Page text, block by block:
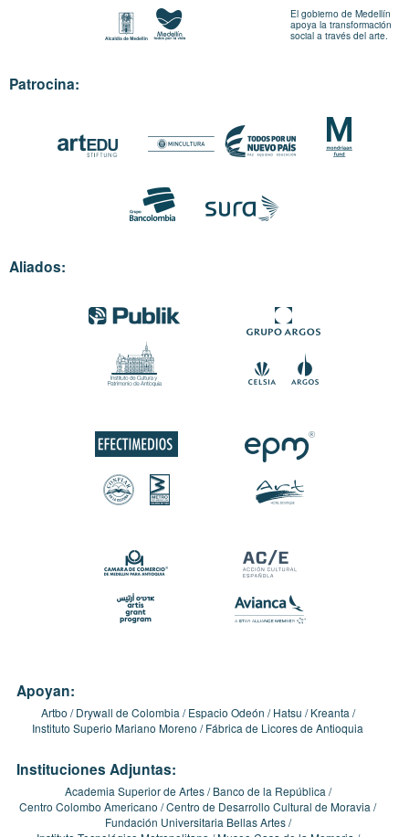
El gobierno de Medellín
apoya la transformación
social a través del arte.
Patrocina:
Aliados:
Apoyan:
Artbo Drywall de Colombia Espacio Odeón Hatsu
Kreanta
Instituto Superio Mariano Moreno
Fábrica de Licores de Antioquia
Instituciones Adjuntas:
Academia Superior de Artes
Banco de la República
Centro Colombo Americano Centro de Desarrollo Cultural de Moravia
Fundación Universitaria Bellas Artes